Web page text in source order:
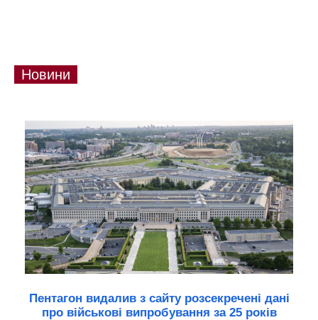
Новини
Пентагон видалив з сайту розсекречені дані
про військові випробування за 25 років